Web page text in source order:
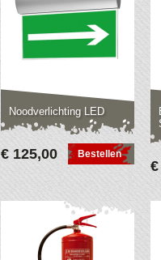
Noodverlichting LED
€ 125,00 Bestellen